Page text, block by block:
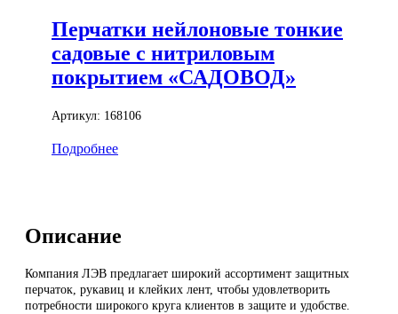
Перчатки нейлоновые тонкие
садовые с нитриловым
покрытием «САДОВОД»
Артикул: 168106
Подробнее
Описание
Компания ЛЭВ предлагает широкий ассортимент защитных
перчаток, рукавиц и клейких лент, чтобы удовлетворить
потребности широкого круга клиентов в защите и удобстве.